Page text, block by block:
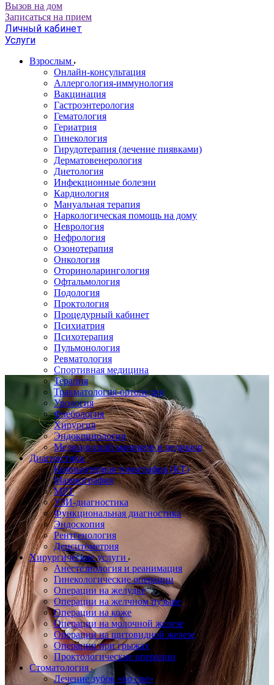
Вызов на дом
Записаться на прием
Личный кабинет
Услуги
Взрослым
Онлайн-консультация
Аллергология-иммунология
Вакцинация
Гастроэнтерология
Гематология
Гериатрия
Гинекология
Гирудотерапия (лечение пиявками)
Дерматовенерология
Диетология
Инфекционные болезни
Кардиология
Мануальная терапия
Наркологическая помощь на дому
Неврология
Нефрология
Озонотерапия
Онкология
Оториноларингология
Офтальмология
Подология
Проктология
Процедурный кабинет
Психиатрия
Психотерапия
Пульмонология
Ревматология
Спортивная медицина
Терапия
Травматология-ортопедия
Урология
Флебология
Хирургия
Эндокринология
Медицинский маникюр и педикюр
Диагностика
Компьютерная томография (КТ)
Маммография
МРТ
УЗИ-диагностика
Функциональная диагностика
Эндоскопия
Рентгенология
Денситометрия
Хирургические услуги
Анестезиология и реанимация
Гинекологические операции
Операции на желудке
Операции на желчном пузыре
Операции на коже
Операции на молочной железе
Операции на щитовидной железе
Операции при грыжах
Проктологические операции
Стоматология
Лечение зубов «во сне»